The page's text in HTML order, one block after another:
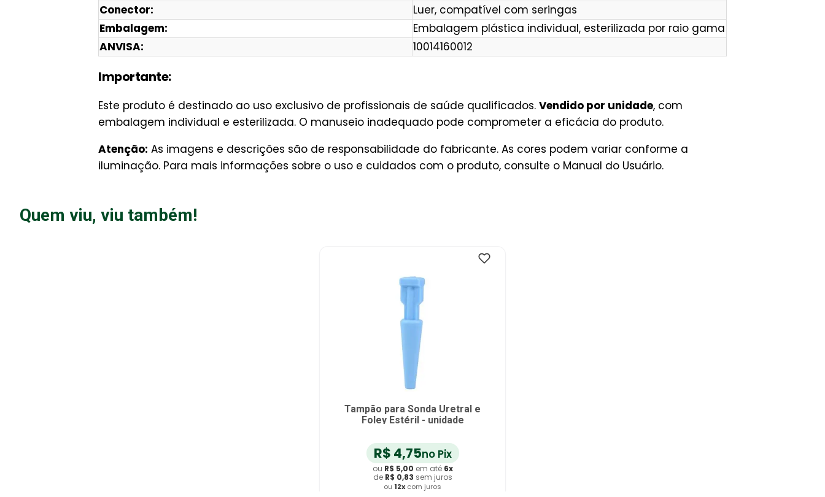
Conector:
Luer, compatível com seringas
Embalagem:
Embalagem plástica individual, esterilizada por raio gama
ANVISA:
10014160012
Importante:
Este produto é destinado ao uso exclusivo de profissionais de saúde qualificados. Vendido por unidade, com
embalagem individual e esterilizada. O manuseio inadequado pode comprometer a eficácia do produto.
Atenção: As imagens e descrições são de responsabilidade do fabricante. As cores podem variar conforme a
iluminação. Para mais informações sobre o uso e cuidados com o produto, consulte o Manual do Usuário.
Quem viu, viu também!
Tampão para Sonda Uretral e
Foley Estéril - unidade
R$ 4,75no Pix
ou R$ 5,00 em até 6x
de R$ 0,83 sem juros
ou 12x com juros